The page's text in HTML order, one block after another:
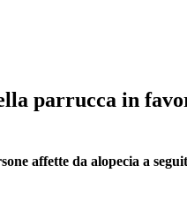
parrucca in
affette da alopecia a